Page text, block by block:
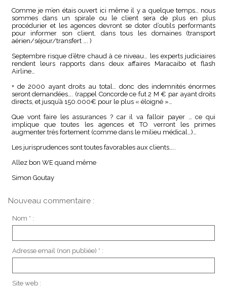
Comme je m’en étais ouvert ici même il y a quelque temps… nous
sommes dans un spirale ou le client sera de plus en plus
procédurier et les agences devront se doter d’outils performants
pour informer son client, dans tous les domaines (transport
aérien/séjour/transfert …. )
Septembre risque d’être chaud à ce niveau… les experts judiciaires
rendent leurs rapports dans deux affaires Maracaibo et flash
Airline…
+ de 2000 ayant droits au total… donc des indemnités énormes
seront demandées…. (rappel Concorde ce fut 2 M € par ayant droits
directs, et jusqu’à 150.000€ pour le plus « éloigné »…
Que vont faire les assurances ? car il va falloir payer … ce qui
implique que toutes les agences et TO verront les primes
augmenter très fortement (comme dans le milieu médical…)…
Les jurisprudences sont toutes favorables aux clients…..
Allez bon WE quand même
Simon Goutay
Nouveau commentaire :
Nom * :
Adresse email (non publiée) * :
Site web :